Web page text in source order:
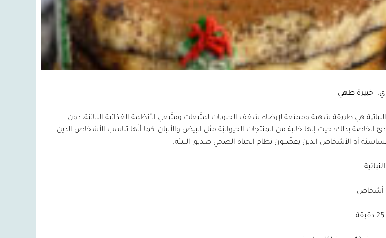
خبيرة طهي
النباتية هي طريقة شهية وممتعة لإرضاء شغف الحلويات لمتّبعات ومتّبعي الأنظمة الغذائية النباتيّة، دون
الخاصة بذلك؛ حيث إنها خالية من المنتجات الحيوانيّة مثل البيض والألبان، كما أنّها تناسب الأشخاص الذين
أو الأشخاص الذين يفضّلون نظام الحياة الصحي صديق البيئة.